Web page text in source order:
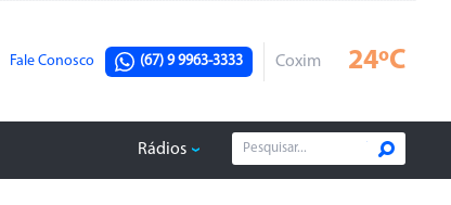
Fale Conosco (67) 9 9963-3333 Coxim 24ºC
Rádios